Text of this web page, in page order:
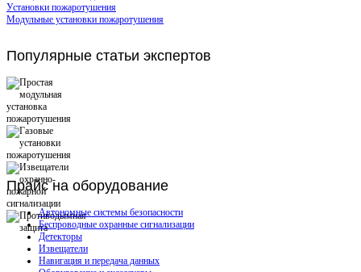
Установки пожаротушения
Модульные установки пожаротушения
Популярные статьи экспертов
Прайсна оборудование
Автономные системы безопасности
Беспроводные охранные сигнализации
Детекторы
Извещатели
Навигация и передача данных